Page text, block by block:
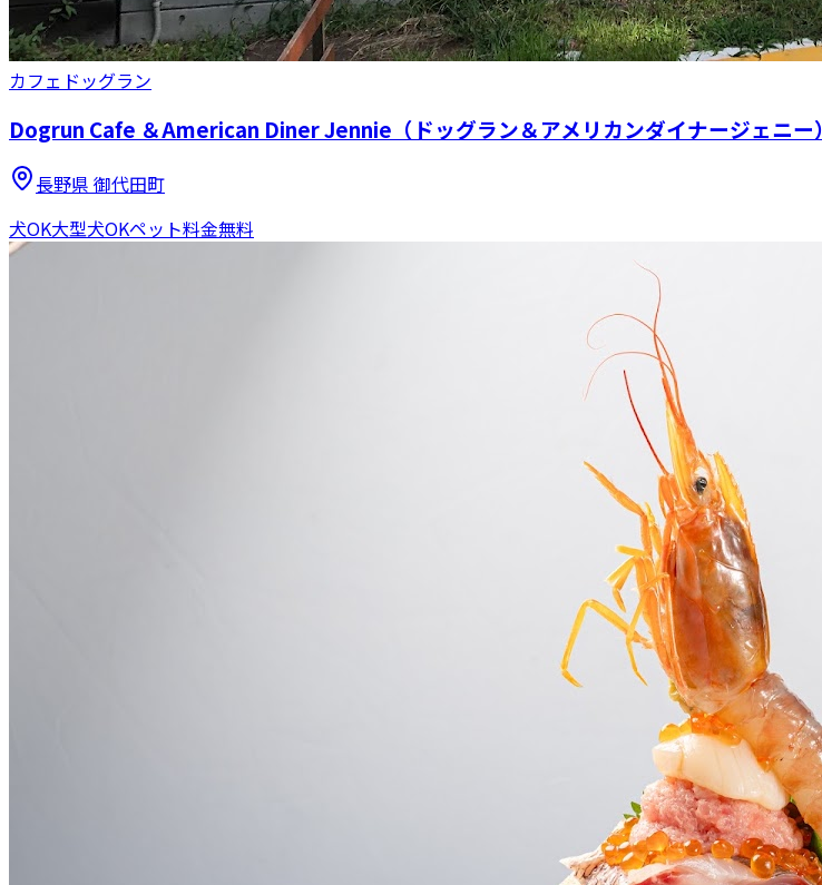
カフェ ドッグラン
Dogrun Cafe ＆American Diner Jennie（ドッグラン＆アメリカンダイナージェニー）
長野県 御代田町
犬OK大型犬OKペット料金無料